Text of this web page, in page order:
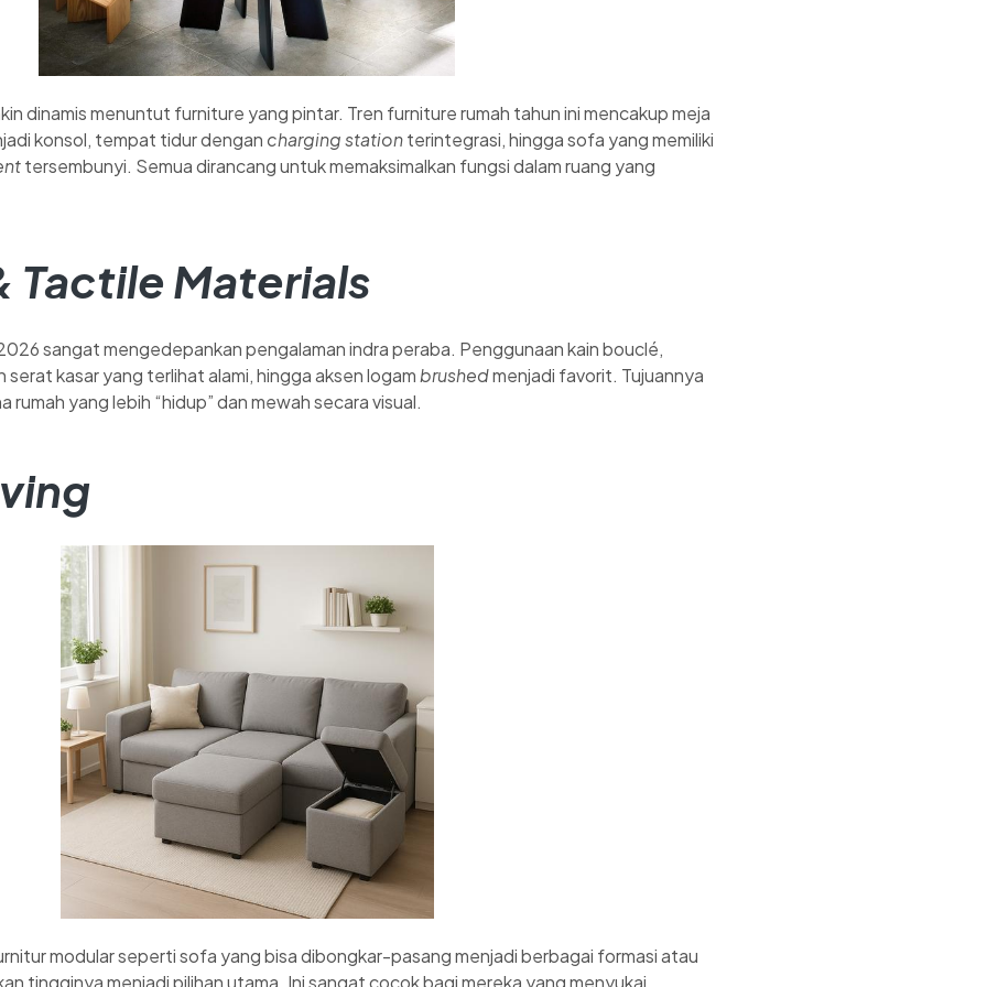
dinamis menuntut furniture yang pintar. Tren furniture rumah tahun ini mencakup meja
konsol, tempat tidur dengan charging stationterintegrasi, hingga sofa yang memiliki
tersembunyi. Semua dirancang untuk memaksimalkan fungsi dalam ruang yang
Tactile Materials
sangat mengedepankan pengalaman indra peraba. Penggunaan kain bouclé,
serat kasar yang terlihat alami, hingga aksen logambrushedmenjadi favorit. Tujuannya
rumah yang lebih “hidup” dan mewah secara visual.
modular seperti sofa yang bisa dibongkar-pasang menjadi berbagai formasi atau